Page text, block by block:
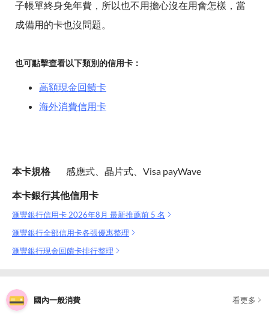
子帳單終身免年費，所以也不用擔心沒在用會怎樣，當
成備用的卡也沒問題。
也可點擊查看以下類別的信用卡：
高額現金回饋卡
海外消費信用卡
本卡規格 感應式、晶片式、Visa payWave
本卡銀行其他信用卡
滙豐銀行信用卡 2026年8月 最新推薦前 5 名
滙豐銀行全部信用卡各張優惠整理
滙豐銀行現金回饋卡排行整理
國內一般消費 看更多